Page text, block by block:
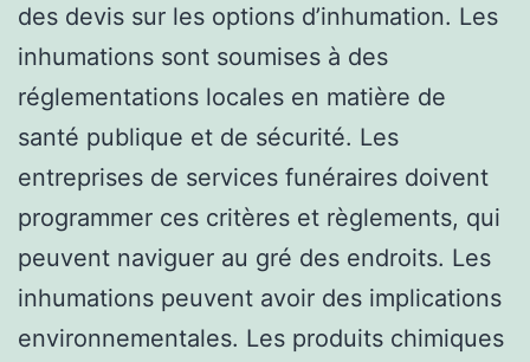
des devis sur les options d’inhumation. Les
inhumations sont soumises à des
réglementations locales en matière de
santé publique et de sécurité. Les
entreprises de services funéraires doivent
programmer ces critères et règlements, qui
peuvent naviguer au gré des endroits. Les
inhumations peuvent avoir des implications
environnementales. Les produits chimiques